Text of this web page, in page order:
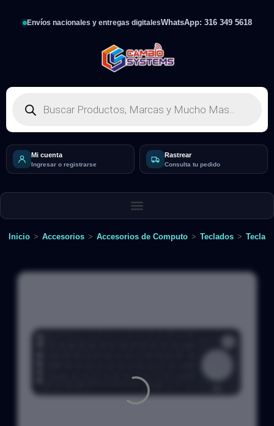
Envíos nacionales y entregas digitalesWhatsApp: 316 349 5618
Mi cuenta
Ingresar o registrarse
Rastrear
Consulta tu pedido
Inicio > Accesorios > Accesorios de Computo > Teclados >